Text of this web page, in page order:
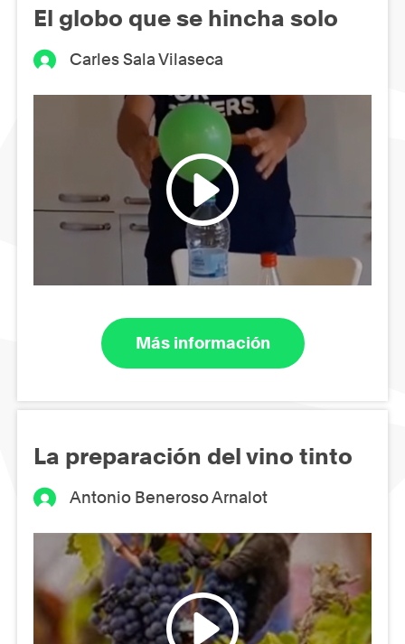
El globo que se hincha solo
Carles Sala Vilaseca
Más información
La preparación del vino tinto
Antonio Beneroso Arnalot